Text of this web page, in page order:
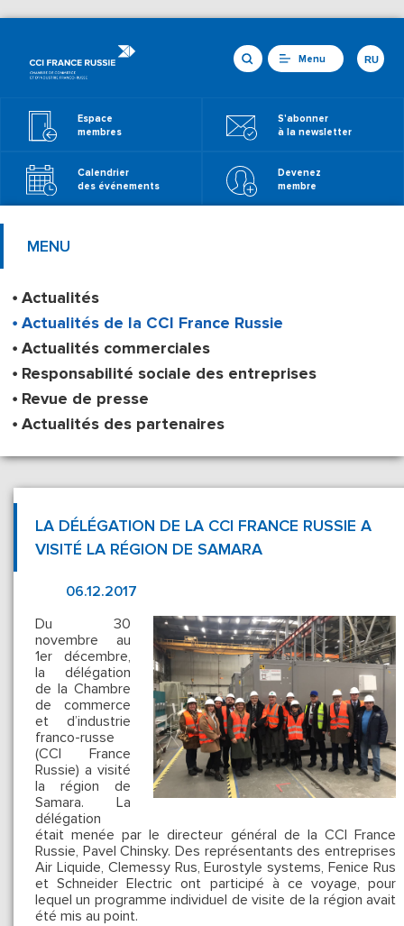
Menu
Espace
membres
S'abonner
à la newsletter
Calendrier
des événements
Devenez
membre
RU
MENU
Actualités
Actualités de la CCI France Russie
Actualités commerciales
Responsabilité sociale des entreprises
Revue de presse
Actualités des partenaires
LA DÉLÉGATION DE LA CCI FRANCE RUSSIE A
VISITÉ LA RÉGION DE SAMARA
06.12.2017
Du 30
novembre au
1er décembre,
la délégation
de la Chambre
de commerce
et d’industrie
franco-russe
(CCI France
Russie) a visité
la région de
Samara. La
délégation
était menée par le directeur général de la CCI France
Russie, Pavel Chinsky. Des représentants des entreprises
Air Liquide, Clemessy Rus, Eurostyle systems, Fenice Rus
et Schneider Electric ont participé à ce voyage, pour
lequel un programme individuel de visite de la région avait
été mis au point.